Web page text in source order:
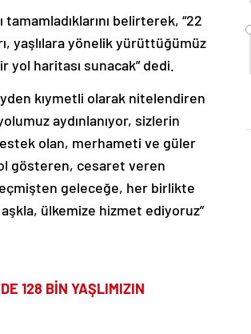
tamamladıklarını belirterek, “22
yaşlılara yönelik yürüttüğümüz
yol haritası sunacak” dedi.
kıymetli olarak nitelendiren
aydınlanıyor, sizlerin
olan, merhameti ve güler
gösteren, cesaret veren
geleceğe, her birlikte
ülkemize hizmet ediyoruz”
128 BİN YAŞLIMIZIN